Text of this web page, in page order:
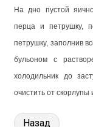
На дно пустой
перца и петрушку,
петрушку, заполнив
бульоном с
холодильник до
очистить от
Назад